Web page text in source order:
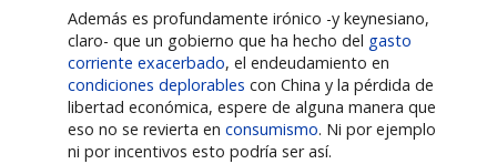
Además es profundamente irónico -y keynesiano,
claro- que un gobierno que ha hecho del gasto
corriente exacerbado, el endeudamiento en
condiciones deplorables con China y la pérdida de
libertad económica, espere de alguna manera que
eso no se revierta enconsumismo. Ni por ejemplo
ni por incentivos esto podría ser así.